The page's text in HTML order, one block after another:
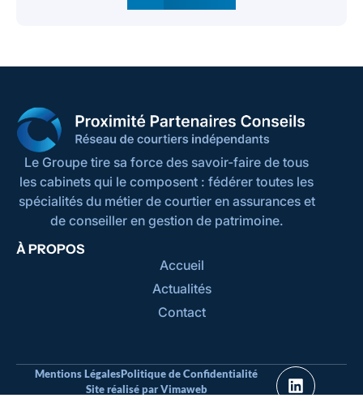
Le Groupe tire sa force des savoir-faire de tous
les cabinets qui le composent : fédérer toutes les
spécialités du métier de courtier en assurances et
de conseiller en gestion de patrimoine.
À PROPOS
Accueil
Actualités
Contact
Mentions LégalesPolitique de Confidentialité
Site réalisé par Vimaweb